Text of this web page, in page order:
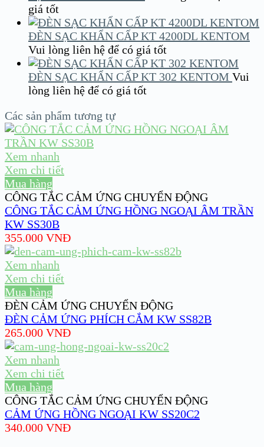
giá tốt
ĐÈN SẠC KHẨN CẤP KT 4200DL KENTOM
Vui lòng liên hệ để có giá tốt
ĐÈN SẠC KHẨN CẤP KT 302 KENTOM Vui
lòng liên hệ để có giá tốt
Các sản phẩm tương tự
Xem nhanh
Xem chi tiết
Mua hàng
CÔNG TẮC CẢM ỨNG CHUYỂN ĐỘNG
CÔNG TẮC CẢM ỨNG HỒNG NGOẠI ÂM TRẦN
KW SS30B
355.000 VNĐ
Xem nhanh
Xem chi tiết
Mua hàng
ĐÈN CẢM ỨNG CHUYỂN ĐỘNG
ĐÈN CẢM ỨNG PHÍCH CẮM KW SS82B
265.000 VNĐ
Xem nhanh
Xem chi tiết
Mua hàng
CÔNG TẮC CẢM ỨNG CHUYỂN ĐỘNG
CẢM ỨNG HỒNG NGOẠI KW SS20C2
340.000 VNĐ